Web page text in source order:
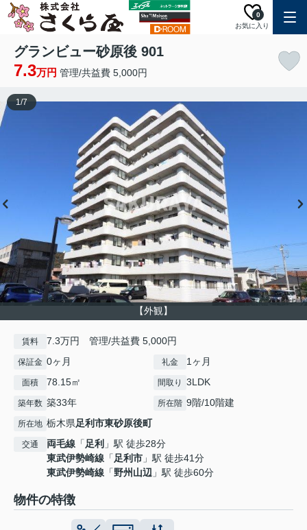
お気に入り
0
グランビュー砂原後 901
7.3万円 管理/共益費 5,000円
【外観】
1/7
賃料 7.3万円 管理/共益費 5,000円
保証金 0ヶ月 礼金 1ヶ月
面積 78.15㎡ 間取り 3LDK
築年数 築33年 所在階 9階/10階建
所在地 栃木県足利市東砂原後町
交通 両毛線 「足利 」駅 徒歩28分
東武伊勢崎線 「足利市 」駅 徒歩41分
東武伊勢崎線 「野州山辺 」駅 徒歩60分
物件の特徴